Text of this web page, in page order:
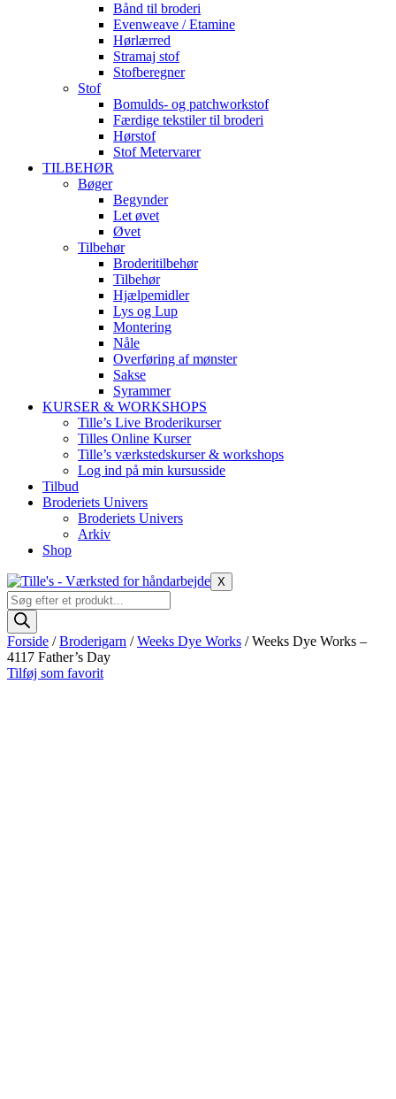
Bånd til broderi
Evenweave / Etamine
Hørlærred
Stramaj stof
Stofberegner
Stof
Bomulds- og patchworkstof
Færdige tekstiler til broderi
Hørstof
Stof Metervarer
TILBEHØR
Bøger
Begynder
Let øvet
Øvet
Tilbehør
Broderitilbehør
Tilbehør
Hjælpemidler
Lys og Lup
Montering
Nåle
Overføring af mønster
Sakse
Syrammer
KURSER & WORKSHOPS
Tille’s Live Broderikurser
Tilles Online Kurser
Tille’s værkstedskurser & workshops
Log ind på min kursusside
Tilbud
Broderiets Univers
Broderiets Univers
Arkiv
Shop
X
Products
search
Forside /Broderigarn /Weeks Dye Works / Weeks Dye Works –
4117 Father’s Day
Tilføj som favorit